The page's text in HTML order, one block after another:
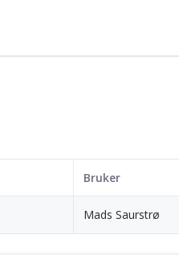
Bruker
Mads Saurstrø